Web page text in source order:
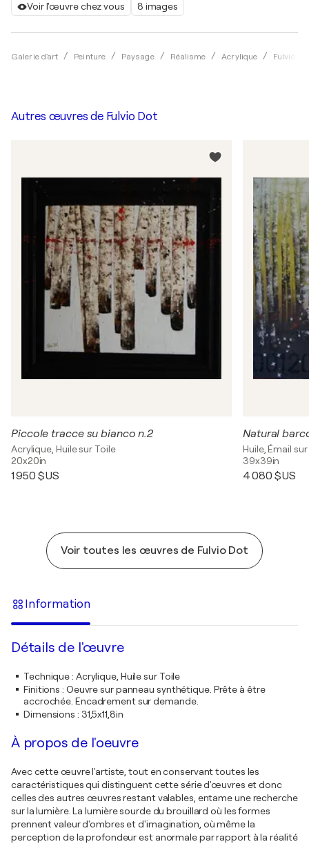
Voir l'œuvre chez vous 8 images
Galerie d'art Peinture Paysage Réalisme Acrylique Fulvio
Autres œuvres de Fulvio Dot
Piccole tracce su bianco n.2
Acrylique, Huile sur Toile
20x20in
1 950 $US
Natural
Huile, Émail
39x39in
4 080 $US
Voir toutes les œuvres de Fulvio Dot
Information
Détails de l'œuvre
Technique: Acrylique, Huile sur Toile
Finitions : Oeuvre sur panneau synthétique. Prête à être
accrochée. Encadrement sur demande.
Dimensions : 31,5x11,8in
À propos de l'oeuvre
Avec cette œuvre l'artiste, tout en conservant toutes les
caractéristiques qui distinguent cette série d'œuvres et donc
celles des autres œuvres restant valables, entame une recherche
sur la lumière. La lumière sourde du brouillard où les formes
prennent valeur d'ombres et d'imagination, où même la
perception de la profondeur est anormale par rapport à la réalité